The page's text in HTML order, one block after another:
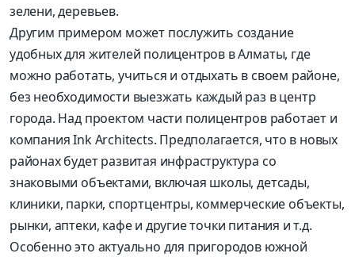
зелени, деревьев.
Другим примером может послужить создание
удобных для жителей полицентров в Алматы, где
можно работать, учиться и отдыхать в своем районе,
без необходимости выезжать каждый раз в центр
города. Над проектом части полицентров работает и
компания Ink Architects. Предполагается, что в новых
районах будет развитая инфраструктура со
знаковыми объектами, включая школы, детсады,
клиники, парки, спортцентры, коммерческие объекты,
рынки, аптеки, кафе и другие точки питания и т.д.
Особенно это актуально для пригородов южной